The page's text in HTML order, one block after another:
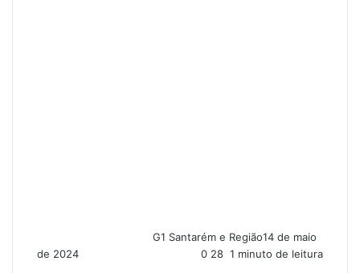
G1 Santarém e Região14 de maio
de 2024
0 28 1 minuto de leitura